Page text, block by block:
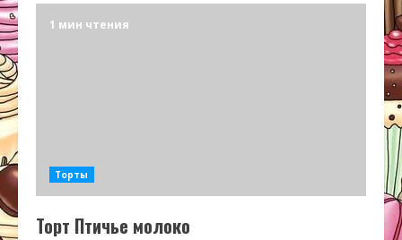
1 мин чтения
Торты
Торт Птичье молоко